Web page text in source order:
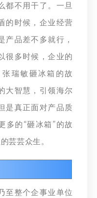
都不用干了。一旦
的时候，企业经营
产品差不多就行，
很多时候，企业的
瑞敏砸冰箱的故
大智慧，引领海尔
是真正面对产品质
多的“砸冰箱”的故
芸芸众生。
至整个企事业单位